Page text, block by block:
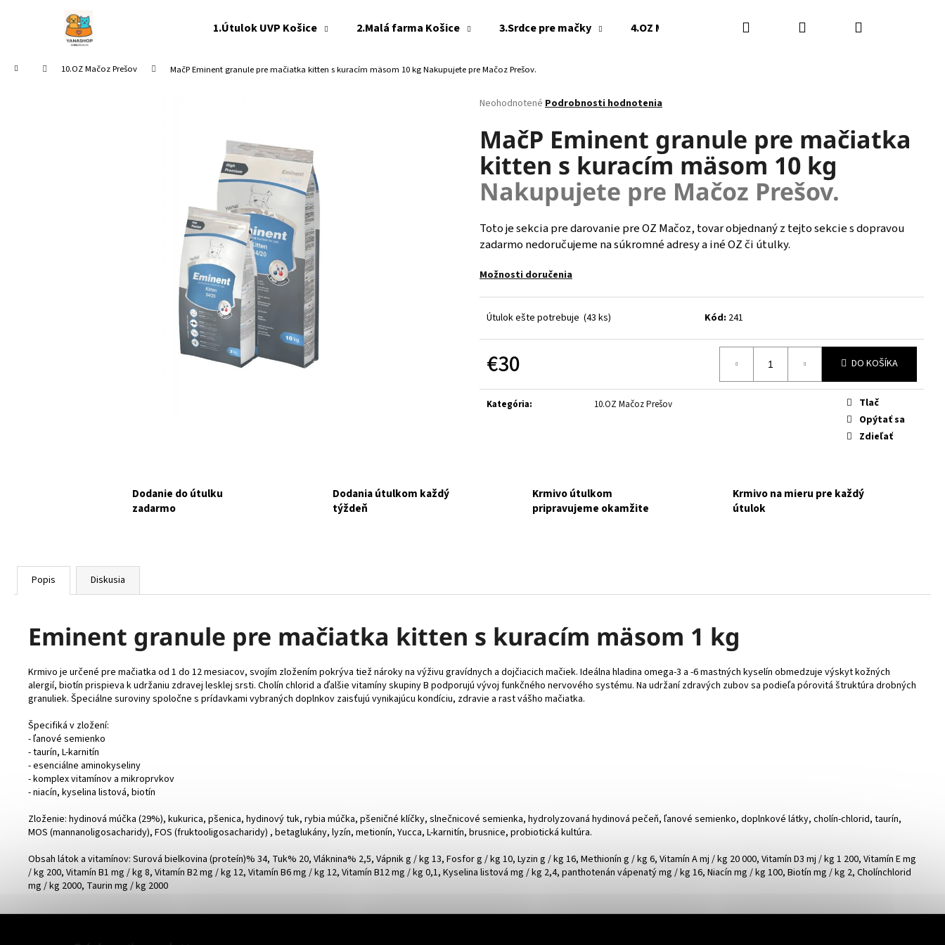
1.Útulok UVP Košice 2.Malá farma Košice 3.Srdce pre mačky 4.OZ Mačky Humenné 5.Darinka Švedová
Hľadať PrihlásenieNákupný
Domov 10.OZ Mačoz Prešov MačP Eminent granule pre mačiatka kitten s kuracím mäsom 10 kgNakupujete pre Mačoz Prešov.
Priemerné
produktu
je
0,0
5
hviezdičiek.
Neohodnotené Podrobnosti hodnotenia
MačP Eminent granule pre mačiatka
kitten s kuracím mäsom 10 kg
Nakupujete pre Mačoz Prešov.
Toto je sekcia pre darovanie pre OZ Mačoz, tovar objednaný z tejto sekcie s dopravou
zadarmo nedoručujeme na súkromné adresy a iné OZ či útulky.
Možnosti doručenia
Útulok ešte potrebuje (43 ks) Kód: 241
€30
cena:
DO KOŠÍKA
Kategória: 10.OZ Mačoz Prešov
Tlač
Opýtať sa
Zdieľať
Dodanie do útulku
zadarmo
Dodania útulkom každý
týždeň
Krmivo útulkom
pripravujeme okamžite
Krmivo na mieru pre každý
útulok
Popis Diskusia
Eminent granule pre mačiatka kitten s kuracím mäsom 1 kg
Krmivo je určené pre mačiatka od 1 do 12 mesiacov, svojím zložením pokrýva tiež nároky na výživu gravídnych a dojčiacich mačiek. Ideálna hladina omega-3 a -6 mastných kyselín obmedzuje výskyt kožných
alergií, biotín prispieva k udržaniu zdravej lesklej srsti. Cholín chlorid a ďalšie vitamíny skupiny B podporujú vývoj funkčného nervového systému. Na udržaní zdravých zubov sa podieľa pórovitá štruktúra drobných
granuliek. Špeciálne suroviny spoločne s prídavkami vybraných doplnkov zaisťujú vynikajúcu kondíciu, zdravie a rast vášho mačiatka.
Špecifiká v zložení:
- ľanové semienko
- taurín, L-karnitín
- esenciálne aminokyseliny
- komplex vitamínov a mikroprvkov
- niacín, kyselina listová, biotín
Zloženie: hydinová múčka (29%), kukurica, pšenica, hydinový tuk, rybia múčka, pšeničné klíčky, slnečnicové semienka, hydrolyzovaná hydinová pečeň, ľanové semienko, doplnkové látky, cholín-chlorid, taurín,
MOS (mannanoligosacharidy), FOS (fruktooligosacharidy) , betaglukány, lyzín, metionín, Yucca, L-karnitín, brusnice, probiotická kultúra.
Obsah látok a vitamínov: Surová bielkovina (proteín)% 34, Tuk% 20, Vláknina% 2,5, Vápnik g / kg 13, Fosfor g / kg 10, Lyzin g / kg 16, Methionín g / kg 6, Vitamín A mj / kg 20 000, Vitamín D3 mj / kg 1 200, Vitamín E mg
/ kg 200, Vitamín B1 mg / kg 8, Vitamín B2 mg / kg 12, Vitamín B6 mg / kg 12, Vitamín B12 mg / kg 0,1, Kyselina listová mg / kg 2,4, panthotenán vápenatý mg / kg 16, Niacín mg / kg 100, Biotín mg / kg 2, Cholínchlorid
mg / kg 2000, Taurin mg / kg 2000
Späť
Späť
Čo potrebujete nájsť?
HĽADAŤ
KPM BALÍČEK PRE TÝCH, KTORÍ CHCÚ
POMÔCŤ BEZ ROZHODOVANIA. NAKUPUJE
PRE KOŠICKÉ POULIČNÉ MAČIČKY.
RT FELIX FANTASTIC MULTIPACK 44X85G
NAKUPUJETE PRE RENKU TOMESOVÚ.
€16,90
Pôvodne:
MF BALÍČEK PRE TÝCH, KTORÍ CHCÚ POMÔCŤ
FARMU.